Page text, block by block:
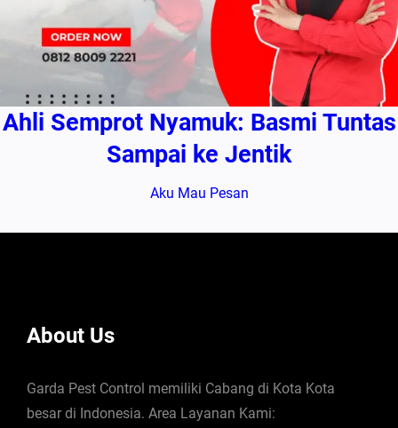
Ahli Semprot Nyamuk: Basmi Tuntas
Sampai ke Jentik
Aku Mau Pesan
About Us
Garda Pest Control memiliki Cabang di Kota Kota
besar di Indonesia. Area Layanan Kami: